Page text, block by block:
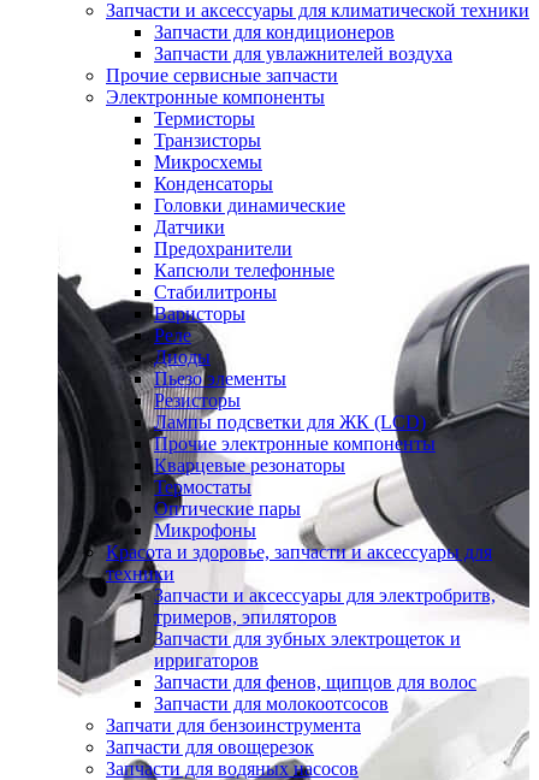
Запчасти и аксессуары для климатической техники
Запчасти для кондиционеров
Запчасти для увлажнителей воздуха
Прочие сервисные запчасти
Электронные компоненты
Термисторы
Транзисторы
Микросхемы
Конденсаторы
Головки динамические
Датчики
Предохранители
Капсюли телефонные
Стабилитроны
Варисторы
Реле
Диоды
Пьезо элементы
Резисторы
Лампы подсветки для ЖК (LCD)
Прочие электронные компоненты
Кварцевые резонаторы
Термостаты
Оптические пары
Микрофоны
Красота и здоровье, запчасти и аксессуары для
техники
Запчасти и аксессуары для электробритв,
тримеров, эпиляторов
Запчасти для зубных электрощеток и
ирригаторов
Запчасти для фенов, щипцов для волос
Запчасти для молокоотсосов
Запчати для бензоинструмента
Запчасти для овощерезок
Запчасти для водяных насосов